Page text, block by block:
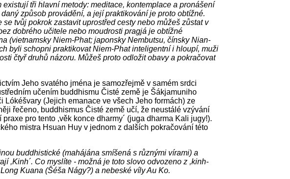
tři hlavní metody: meditace, kontemplace a pronášení
způsob provádění, a její praktikování je proto obtížné.
tvůj pokrok zastavit uprostřed cesty nebo můžeš zůstat v
dobrého učitele nebo moudrosti pragjá je obtížné
(vietnamsky Niem-Phat; japonsky Nembutsu, čínsky Nian-
byli schopni praktikovat Niem-Phat inteligentní i hloupí, muži
čtyř druhů názoru. Můžeš proto odložit obavy a pokračovat
Jeho svatého jména je samozřejmě v samém srdci
učením buddhismu Čisté země je Šákjamuniho
(Jejich emanace ve všech Jeho formách) ze
řečeno, buddhismus Čisté země učí, že neustálé vzývání
pro tento ,věk konce dharmy´ (juga dharma Kali jugy!).
mistra Hsuan Huy v jednom z dalších pokračování této
buddhistické (mahájána smíšená s různými vírami) a
,Kinh´. Co myslíte - možná je toto slovo odvozeno z ,kinh-
Kuana (Šéša Nágy?) a nebeské víly Au Ko.